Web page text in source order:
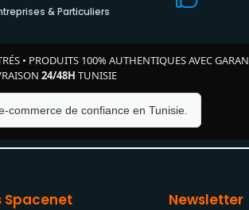
& Particuliers
• PRODUITS 100% AUTHENTIQUES AVEC
24/48H TUNISIE
commerce de confiance en Tunisie.
Spacenet Newsletter